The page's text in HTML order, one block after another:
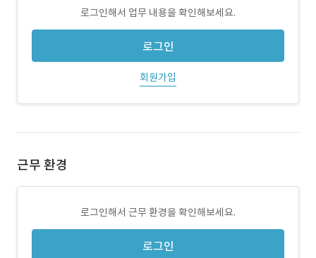
로그인해서 업무 내용을 확인해보세요.
로그인
회원가입
근무 환경
로그인해서 근무 환경을 확인해보세요.
로그인